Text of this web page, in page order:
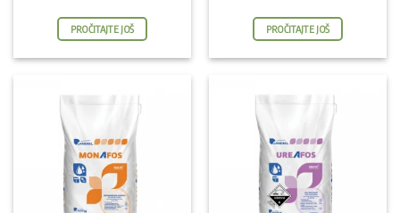
PROČITAJTE JOŠ PROČITAJTE JOŠ